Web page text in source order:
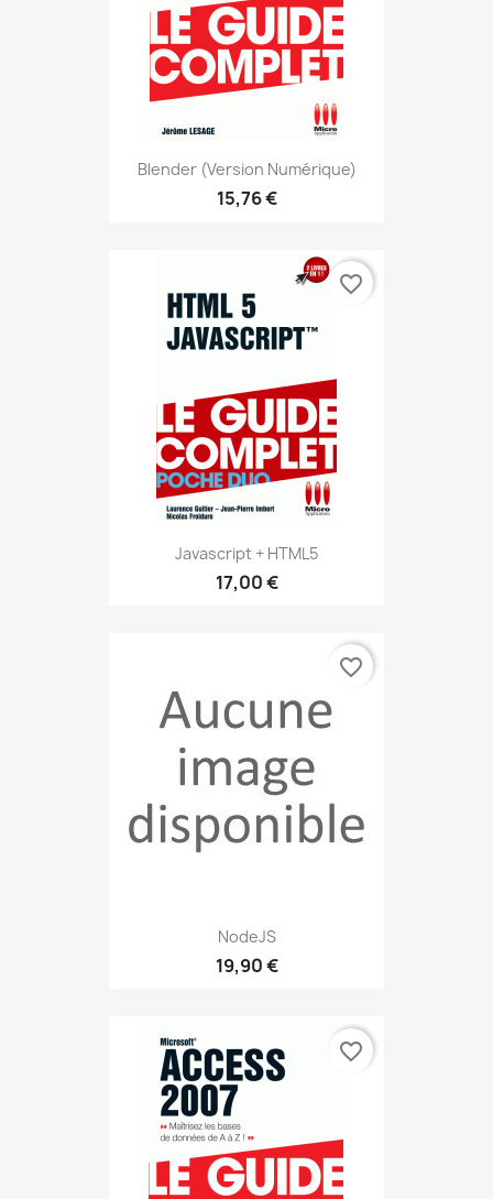
Blender (version Numérique)
15,76 €
Javascript + HTML5
17,00 €
favorite_border
NodeJS
19,90 €
favorite_border
favorite_border